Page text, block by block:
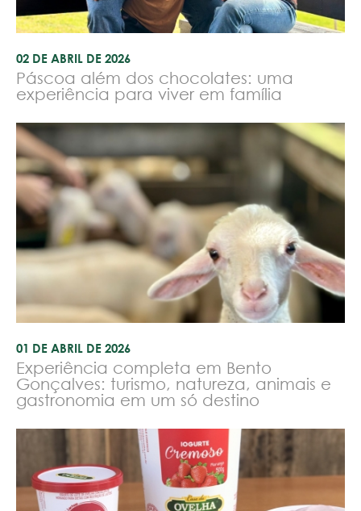
02 DE ABRIL DE 2026
Páscoa além dos chocolates: uma
experiência para viver em família
01 DE ABRIL DE 2026
Experiência completa em Bento
Gonçalves: turismo, natureza, animais e
gastronomia em um só destino